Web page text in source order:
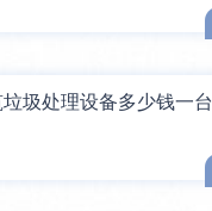
圾处理设备多少钱一台